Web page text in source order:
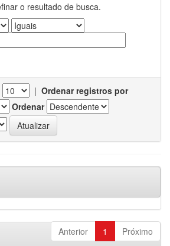
o resultado de busca.
| Ordenar registros por
Ordenar
Anterior 1 Próximo